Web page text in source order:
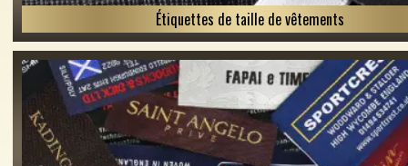
Étiquettes de taille de vêtements